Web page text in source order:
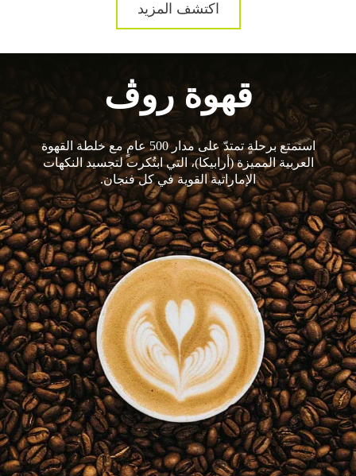
اكتشف المزيد
قهوة روڤ
استمتع برحلةٍ تمتدّ على مدار 500 عامٍ مع خلطة القهوة
العربية المميزة (أرابيكا)، التي ابتُكرت لتجسيد النكهات
الإماراتية القوية في كل فنجان.